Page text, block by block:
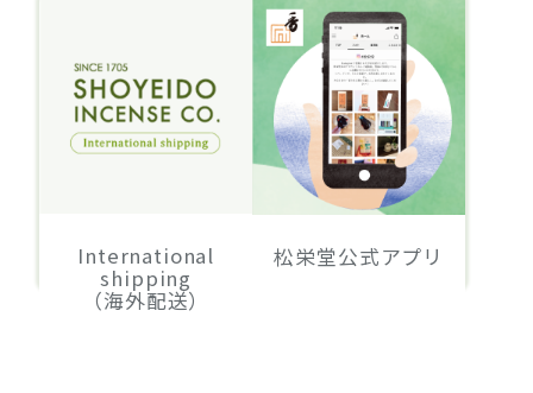
International
shipping
（海外配送）
松栄堂公式アプリ